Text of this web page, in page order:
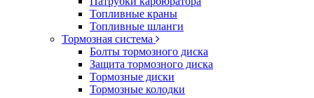
Топливные краны
Топливные шланги
Тормозная система
Болты тормозного диска
Защита тормозного диска
Тормозные диски
Тормозные колодки